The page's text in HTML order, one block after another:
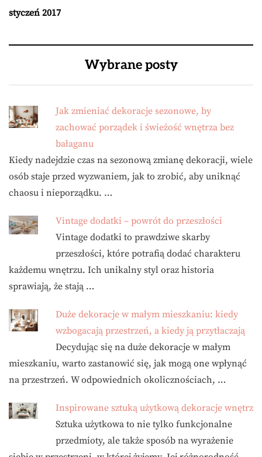
styczeń 2017
Wybrane posty
Jak zmieniać dekoracje sezonowe, by
zachować porządek i świeżość wnętrza bez
bałaganu
Kiedy nadejdzie czas na sezonową zmianę dekoracji, wiele
osób staje przed wyzwaniem, jak to zrobić, aby uniknąć
chaosu i nieporządku. …
Vintage dodatki – powrót do przeszłości
Vintage dodatki to prawdziwe skarby
przeszłości, które potrafią dodać charakteru
każdemu wnętrzu. Ich unikalny styl oraz historia
sprawiają, że stają …
Duże dekoracje w małym mieszkaniu: kiedy
wzbogacają przestrzeń, a kiedy ją przytłaczają
Decydując się na duże dekoracje w małym
mieszkaniu, warto zastanowić się, jak mogą one wpłynąć
na przestrzeń. W odpowiednich okolicznościach, …
Inspirowane sztuką użytkową dekoracje wnętrz
Sztuka użytkowa to nie tylko funkcjonalne
przedmioty, ale także sposób na wyrażenie